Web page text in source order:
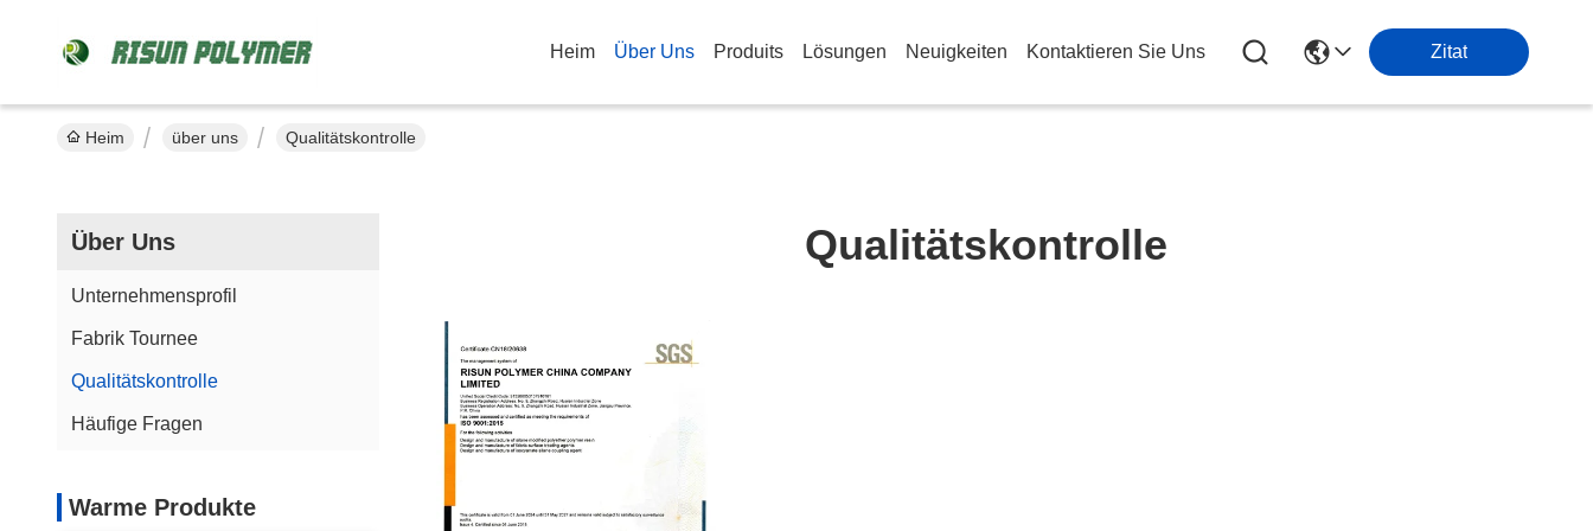
Heim Über Uns Produits Lösungen Neuigkeiten Kontaktieren Sie Uns Zitat
Heim über uns Qualitätskontrolle
Über Uns
Unternehmensprofil
Fabrik Tournee
Qualitätskontrolle
Häufige Fragen
Warme Produkte
Qualitätskontrolle